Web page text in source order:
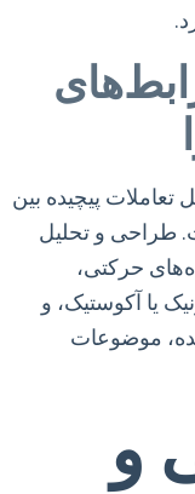
پیچیده بین
طراحی و تحلیل
حرکتی،
یا آکوستیک، و
موضوعات
و